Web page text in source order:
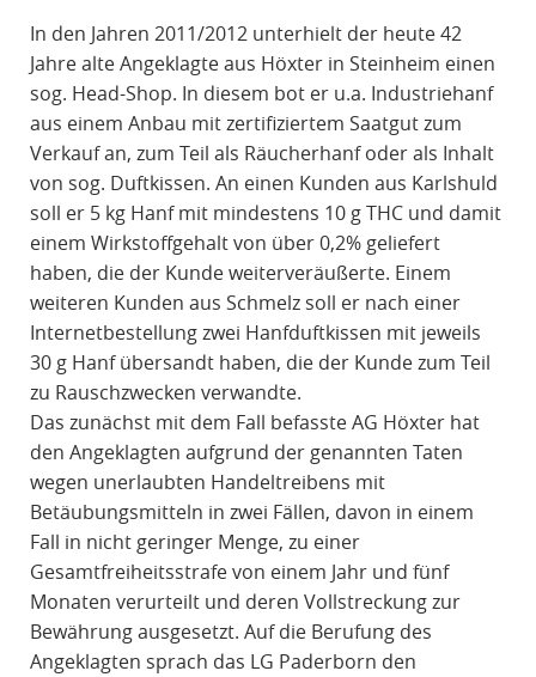
In den Jahren 2011/2012 unterhielt der heute 42
Jahre alte Angeklagte aus Höxter in Steinheim einen
sog. Head-Shop. In diesem bot er u.a. Industriehanf
aus einem Anbau mit zertifiziertem Saatgut zum
Verkauf an, zum Teil als Räucherhanf oder als Inhalt
von sog. Duftkissen. An einen Kunden aus Karlshuld
soll er 5 kg Hanf mit mindestens 10 g THC und damit
einem Wirkstoffgehalt von über 0,2% geliefert
haben, die der Kunde weiterveräußerte. Einem
weiteren Kunden aus Schmelz soll er nach einer
Internetbestellung zwei Hanfduftkissen mit jeweils
30 g Hanf übersandt haben, die der Kunde zum Teil
zu Rauschzwecken verwandte.
Das zunächst mit dem Fall befasste AG Höxter hat
den Angeklagten aufgrund der genannten Taten
wegen unerlaubten Handeltreibens mit
Betäubungsmitteln in zwei Fällen, davon in einem
Fall in nicht geringer Menge, zu einer
Gesamtfreiheitsstrafe von einem Jahr und fünf
Monaten verurteilt und deren Vollstreckung zur
Bewährung ausgesetzt. Auf die Berufung des
Angeklagten sprach das LG Paderborn den